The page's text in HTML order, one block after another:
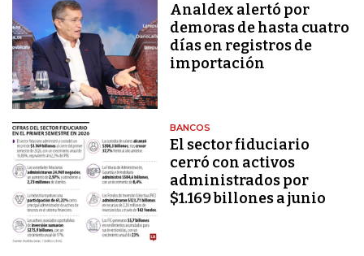
Analdex alertó por
demoras de hasta cuatro
días en registros de
importación
BANCOS
El sector fiduciario
cerró con activos
administrados por
$1.169 billones a junio